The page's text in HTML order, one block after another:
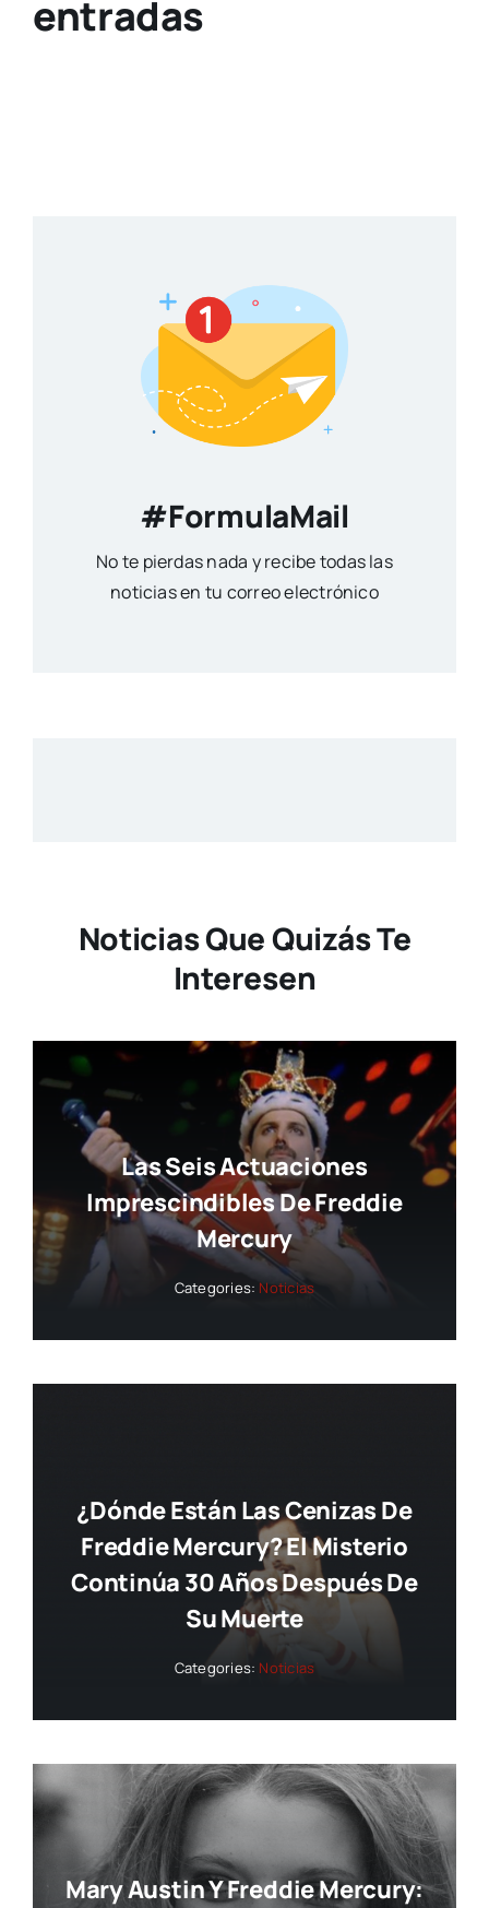
entradas
#FormulaMail
No te pierdas nada y recibe todas las
noticias en tu correo electrónico
Noticias Que Quizás Te
Interesen
Las Seis Actuaciones
Imprescindibles De Freddie
Mercury
Categories: Noticias
¿Dónde Están Las Cenizas De
Freddie Mercury? El Misterio
Continúa 30 Años Después De
Su Muerte
Categories: Noticias
Mary Austin Y Freddie Mercury: